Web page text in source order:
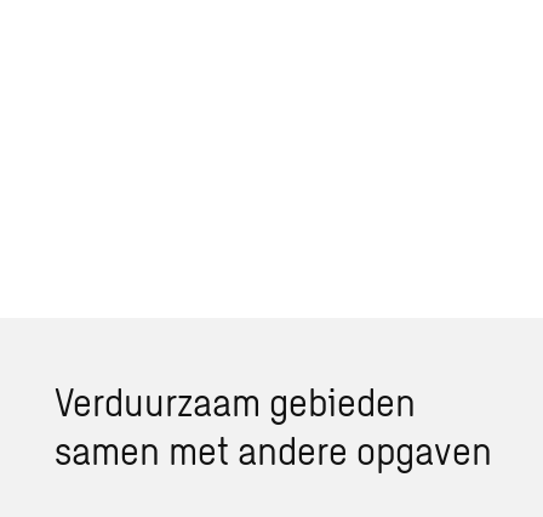
Verduurzaam gebieden
samen met andere opgaven